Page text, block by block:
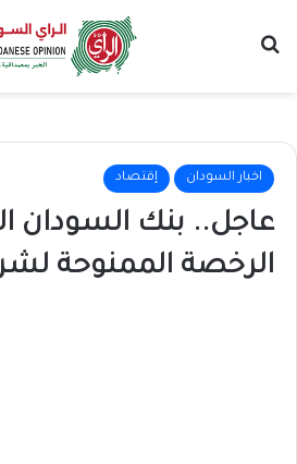
اخبار السودان إقتصاد
عاجل.. بنك السودان
الرخصة الممنوحة